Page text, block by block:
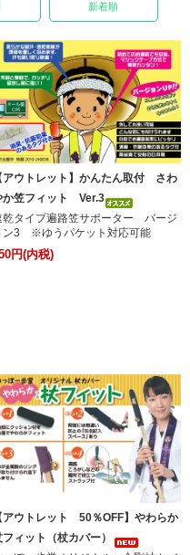
新着順
アウトレット】かんたん取付 さわ
か笠フィット Ver.3
乾タイプ遍路笠サポーター バージ
ン3 ※ゆうパケット対応可能
円(内税)
アウトレット 50％OFF】やわらか
フィット（杖カバー）